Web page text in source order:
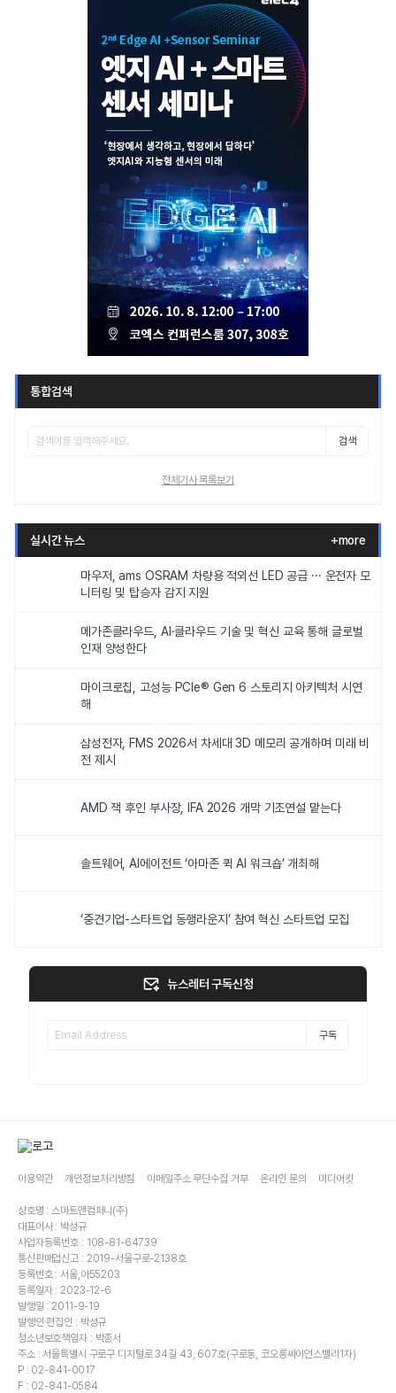
통합검색
검색
전체기사 목록보기
실시간 뉴스 +more
마우저, ams OSRAM 차량용 적외선 LED 공급 ··· 운전자 모
니터링 및 탑승자 감지 지원
메가존클라우드, AI·클라우드 기술 및 혁신 교육 통해 글로벌
인재 양성한다
마이크로칩, 고성능 PCIe® Gen 6 스토리지 아키텍처 시연
해
삼성전자, FMS 2026서 차세대 3D 메모리 공개하며 미래 비
전 제시
AMD 잭 후인 부사장, IFA 2026 개막 기조연설 맡는다
솔트웨어, AI에이전트 ‘아마존 퀵 AI 워크숍’ 개최해
‘중견기업-스타트업 동행라운지’ 참여 혁신 스타트업 모집
뉴스레터 구독신청
구독
이용약관 개인정보처리방침 이메일주소 무단수집 거부 온라인 문의 미디어킷
상호명 : 스마트앤컴퍼니(주)
대표이사 : 박성규
사업자등록번호 : 108-81-64739
통신판매업신고 : 2019-서울구로-2138호
등록번호 : 서울,아55203
등록일자 : 2023-12-6
발행일 : 2011-9-19
발행인·편집인 : 박성규
청소년보호책임자 : 박종서
주소 : 서울특별시 구로구 디지털로 34길 43, 607호(구로동, 코오롱싸이언스밸리1차)
P : 02-841-0017
F : 02-841-0584